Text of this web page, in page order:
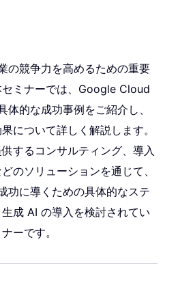
の競争力を高めるための重要
ミナーでは、Google Cloud
的な成功事例をご紹介し、
について詳しく解説します。
するコンサルティング、導入
のソリューションを通じて、
功に導くための具体的なステ
成 AI の導入を検討されてい
ーです。